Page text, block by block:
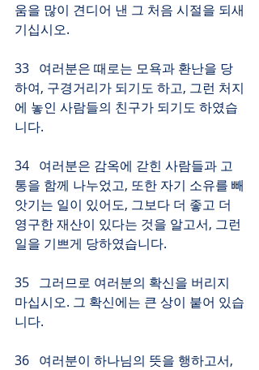
움을 많이 견디어 낸 그 처음 시절을 되새
기십시오.
33   여러분은 때로는 모욕과 환난을 당
하여, 구경거리가 되기도 하고, 그런 처지
에 놓인 사람들의 친구가 되기도 하였습
니다.
34   여러분은 감옥에 갇힌 사람들과 고
통을 함께 나누었고, 또한 자기 소유를 빼
앗기는 일이 있어도, 그보다 더 좋고 더
영구한 재산이 있다는 것을 알고서, 그런
일을 기쁘게 당하였습니다.
35   그러므로 여러분의 확신을 버리지
마십시오. 그 확신에는 큰 상이 붙어 있습
니다.
36   여러분이 하나님의 뜻을 행하고서,